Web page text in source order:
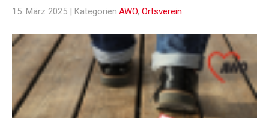
15. März 2025 | Kategorien:AWO, Ortsverein